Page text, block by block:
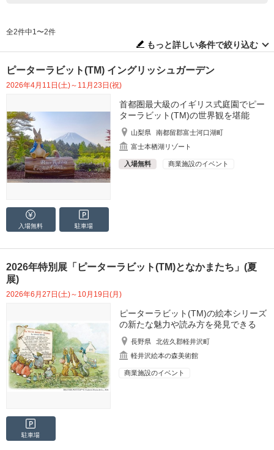
全2件中1〜2件
もっと詳しい条件で絞り込む
ピーターラビット(TM) イングリッシュガーデン
2026年4月11日(土)～11月23日(祝)
首都圏最大級のイギリス式庭園でピー
ターラビット(TM)の世界観を堪能
山梨県
南都留郡富士河口湖町
富士本栖湖リゾート
入場無料 商業施設のイベント
入場無料 駐車場
2026年特別展「ピーターラビット(TM)となかまたち」(夏
展)
2026年6月27日(土)～10月19日(月)
ピーターラビット(TM)の絵本シリーズ
の新たな魅力や読み方を発見できる
長野県
北佐久郡軽井沢町
軽井沢絵本の森美術館
商業施設のイベント
駐車場